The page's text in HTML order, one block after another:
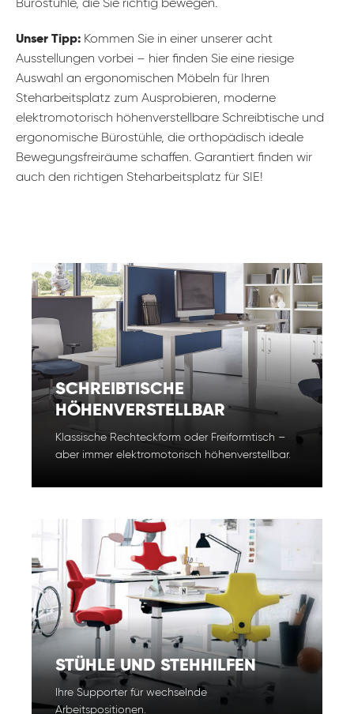
Bürostühle, die Sie richtig bewegen.
Unser Tipp: Kommen Sie in einer unserer acht
Ausstellungen vorbei – hier finden Sie eine riesige
Auswahl an ergonomischen Möbeln für Ihren
Steharbeitsplatz zum Ausprobieren, moderne
elektromotorisch höhenverstellbare Schreibtische und
ergonomische Bürostühle, die orthopädisch ideale
Bewegungsfreiräume schaffen. Garantiert finden wir
auch den richtigen Steharbeitsplatz für SIE!
SCHREIBTISCHE
HÖHENVERSTELLBAR
Klassische Rechteckform oder Freiformtisch –
aber immer elektromotorisch höhenverstellbar.
STÜHLE UND STEHHILFEN
Ihre Supporter für wechselnde
Arbeitspositionen.